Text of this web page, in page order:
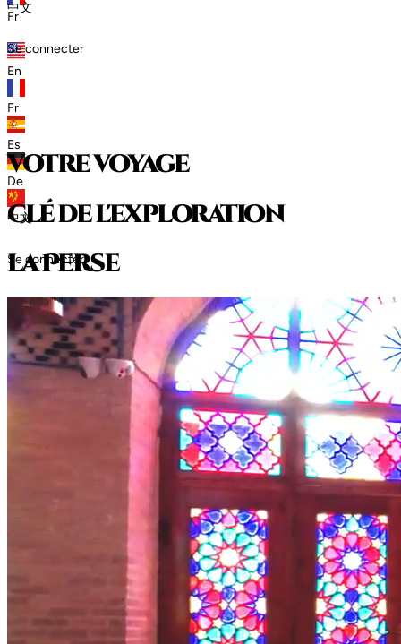
Fr
En
Fr
Es
De
中文
Se connecter
中文
Se connecter
votre voyage
clé de l'exploration
laPerse